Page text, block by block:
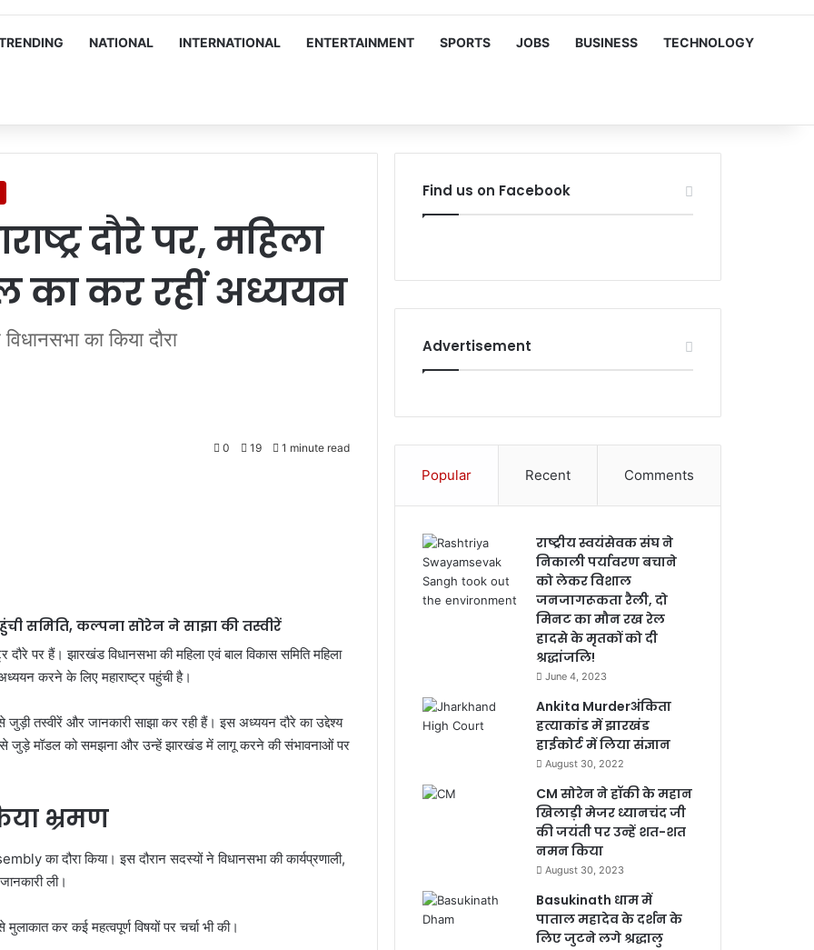
NATIONAL INTERNATIONAL ENTERTAINMENT SPORTS JOBS BUSINESS TECHNOLOGY
दौरे पर, महिला
का कर रहीं अध्ययन
का किया दौरा
0 19 1 minute read
समिति, कल्पना सोरेन ने साझा की तस्वीरें
दौरे पर हैं। झारखंड विधानसभा की महिला एवं बाल विकास समिति महिला
करने के लिए महाराष्ट्र पहुंची है।
जुड़ी तस्वीरें और जानकारी साझा कर रही हैं। इस अध्ययन दौरे का उद्देश्य
जुड़े मॉडल को समझना और उन्हें झारखंड में लागू करने की संभावनाओं पर
भ्रमण
का दौरा किया। इस दौरान सदस्यों ने विधानसभा की कार्यप्रणाली,
ली।
मुलाकात कर कई महत्वपूर्ण विषयों पर चर्चा भी की।
Find us on Facebook
Advertisement
Popular Recent Comments
राष्ट्रीय स्वयंसेवक संघ ने
निकाली पर्यावरण बचाने
को लेकर विशाल
जनजागरूकता रैली, दो
मिनट का मौन रख रेल
हादसे के मृतकों को दी
श्रद्धांजलि!
June 4, 2023
Ankita Murderअंकिता
हत्याकांड में झारखंड
हाईकोर्ट में लिया संज्ञान
August 30, 2022
CM सोरेन ने हॉकी के महान
खिलाड़ी मेजर ध्यानचंद जी
की जयंती पर उन्हें शत-शत
नमन किया
August 30, 2023
Basukinath धाम में
पाताल महादेव के दर्शन के
लिए जुटने लगे श्रद्धालु